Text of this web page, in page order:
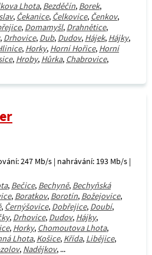
Lhota, Bezděčín, Borek,
, Čekanice, Čelkovice, Čenkov,
, Domamyšl, Drahnětice,
, Drhovice, Dub, Dudov, Hájek, Hájky,
, Horky, Horní Hořice, Horní
, Hroby, Hůrka, Chabrovice,
247 Mb/s | nahrávání: 193 Mb/s |
, Bečice, Bechyně, Bechyňská
, Boratkov, Borotín, Božejovice,
, Černýšovice, Dobřejice, Doubí,
, Drhovice, Dudov, Hájky,
, Horky, Chomoutova Lhota,
Lhota, Košice, Křída, Libějice,
, Nadějkov, ...